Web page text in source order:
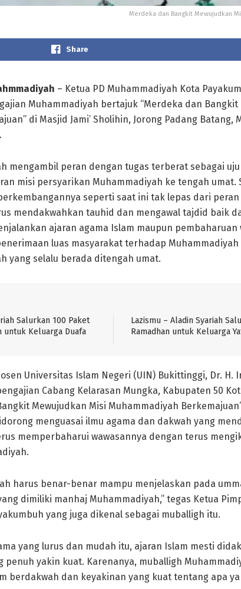
Merdeka dan Bangkit Mewujudkan
Share
– Ketua PD Muhammadiyah Kota
Muhammadiyah bertajuk “Merdeka dan Bangkit
di Masjid Jami’ Sholihin, Jorong Padang Batang,
mengambil peran dengan tugas terberat sebagai
misi persyarikan Muhammadiyah ke tengah umat.
seperti saat ini tak lepas dari
mendakwahkan tauhid dan mengawal tajdid baik
ajaran agama Islam maupun pembaharuan
luas masyarakat terhadap
yang selalu berada ditengah umat.
Salurkan 100 Paket
untuk Keluarga Duafa
Lazismu – Aladin Syariah
Ramadhan untuk Keluarga
Universitas Islam Negeri (UIN) Bukittinggi, Dr. H.
Cabang Kelarasan Mungka, Kabupaten 50
Mewujudkan Misi Muhammadiyah
menguasai ilmu agama dan dakwah yang
memperbaharui wawasannya dengan terus
harus benar-benar mampu menjelaskan pada
dimiliki manhaj Muhammadiyah,” tegas Ketua
yang juga dikenal sebagai muballigh itu.
yang lurus dan mudah itu, ajaran Islam mesti
penuh yakin kuat. Karenanya, muballigh
berdakwah dan keyakinan yang kuat tentang apa